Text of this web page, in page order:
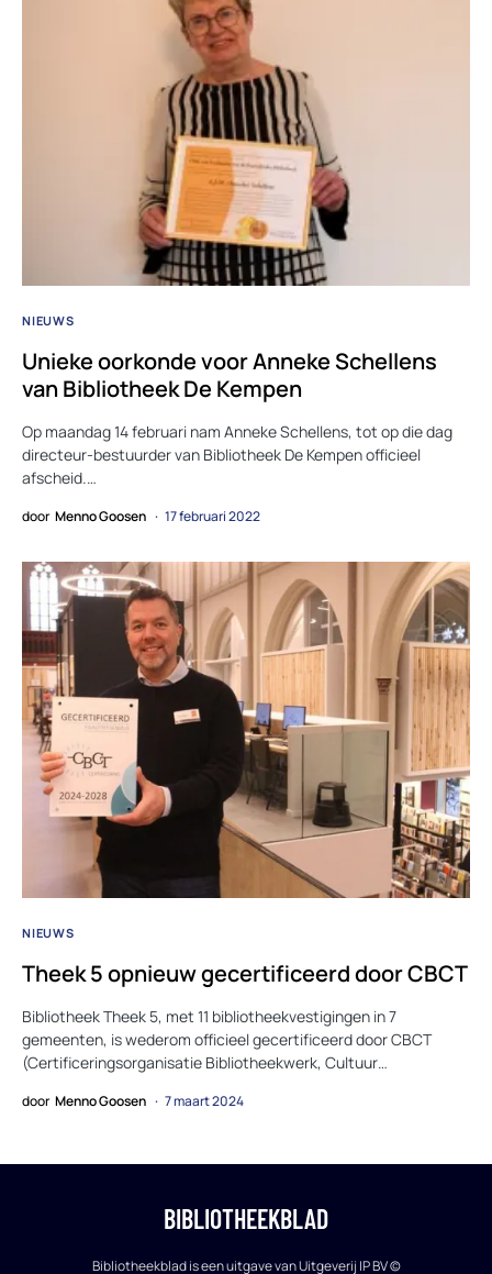
NIEUWS
Unieke oorkonde voor Anneke Schellens
van Bibliotheek De Kempen
Op maandag 14 februari nam Anneke Schellens, tot op die dag
directeur-bestuurder van Bibliotheek De Kempen officieel
afscheid.…
door Menno Goosen 17 februari 2022
NIEUWS
Theek 5 opnieuw gecertificeerd door CBCT
Bibliotheek Theek 5, met 11 bibliotheekvestigingen in 7
gemeenten, is wederom officieel gecertificeerd door CBCT
(Certificeringsorganisatie Bibliotheekwerk, Cultuur…
door Menno Goosen 7 maart 2024
BIBLIOTHEEKBLAD
Bibliotheekblad is een uitgave van Uitgeverij IP BV ©